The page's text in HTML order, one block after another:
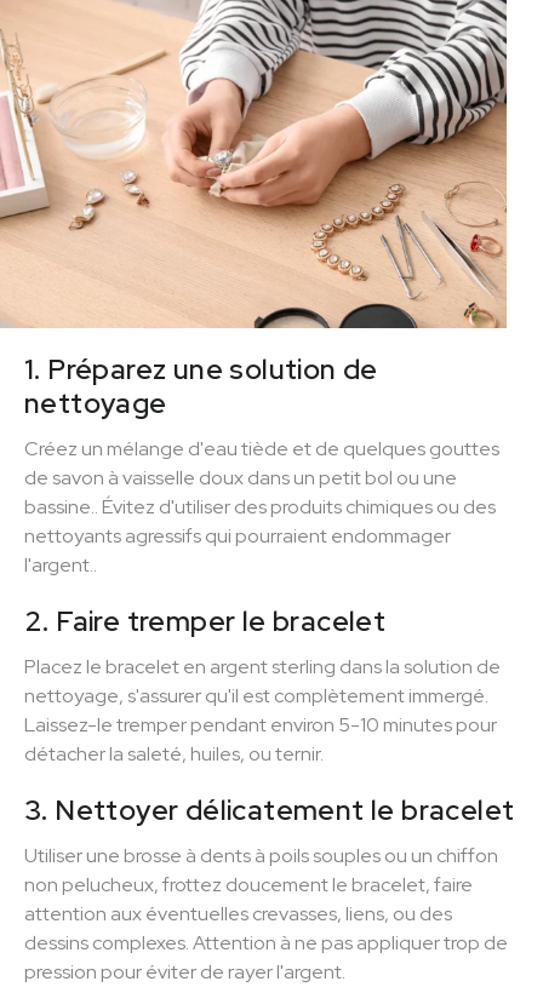
1. Préparez une solution de
nettoyage
Créez un mélange d'eau tiède et de quelques gouttes
de savon à vaisselle doux dans un petit bol ou une
bassine.. Évitez d'utiliser des produits chimiques ou des
nettoyants agressifs qui pourraient endommager
l'argent..
2. Faire tremper le bracelet
Placez le bracelet en argent sterling dans la solution de
nettoyage, s'assurer qu'il est complètement immergé.
Laissez-le tremper pendant environ 5-10 minutes pour
détacher la saleté, huiles, ou ternir.
3. Nettoyer délicatement le bracelet
Utiliser une brosse à dents à poils souples ou un chiffon
non pelucheux, frottez doucement le bracelet, faire
attention aux éventuelles crevasses, liens, ou des
dessins complexes. Attention à ne pas appliquer trop de
pression pour éviter de rayer l'argent.